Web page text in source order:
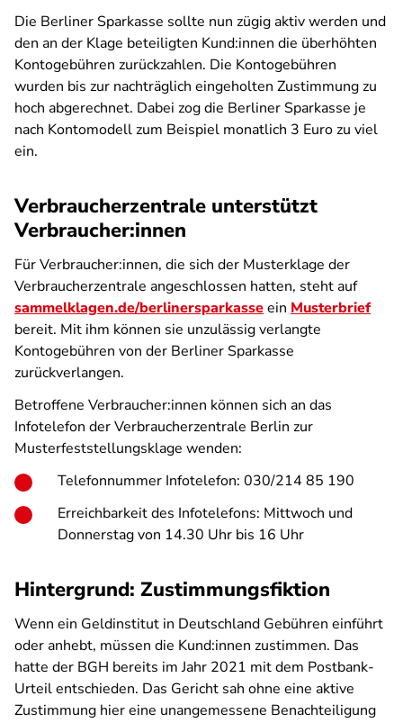
Die Berliner Sparkasse sollte nun zügig aktiv werden und
den an der Klage beteiligten Kund:innen die überhöhten
Kontogebühren zurückzahlen. Die Kontogebühren
wurden bis zur nachträglich eingeholten Zustimmung zu
hoch abgerechnet. Dabei zog die Berliner Sparkasse je
nach Kontomodell zum Beispiel monatlich 3 Euro zu viel
ein.
Verbraucherzentrale unterstützt
Verbraucher:innen
Für Verbraucher:innen, die sich der Musterklage der
Verbraucherzentrale angeschlossen hatten, steht auf
sammelklagen.de/berlinersparkasseein Musterbrief
bereit. Mit ihm können sie unzulässig verlangte
Kontogebühren von der Berliner Sparkasse
zurückverlangen.
Betroffene Verbraucher:innen können sich an das
Infotelefon der Verbraucherzentrale Berlin zur
Musterfeststellungsklage wenden:
Telefonnummer Infotelefon: 030/214 85 190
Erreichbarkeit des Infotelefons: Mittwoch und
Donnerstag von 14.30 Uhr bis 16 Uhr
Hintergrund: Zustimmungsfiktion
Wenn ein Geldinstitut in Deutschland Gebühren einführt
oder anhebt, müssen die Kund:innen zustimmen. Das
hatte der BGH bereits im Jahr 2021 mit dem Postbank-
Urteil entschieden. Das Gericht sah ohne eine aktive
Zustimmung hier eine unangemessene Benachteiligung